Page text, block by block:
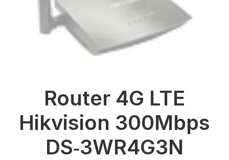
Router 4G LTE
Hikvision 300Mbps
DS‑3WR4G3N